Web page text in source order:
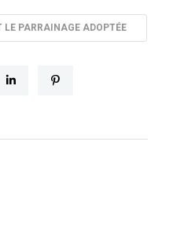
LE PARRAINAGE ADOPTÉE